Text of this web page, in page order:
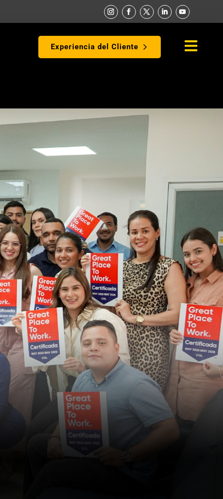
Experiencia del Cliente 